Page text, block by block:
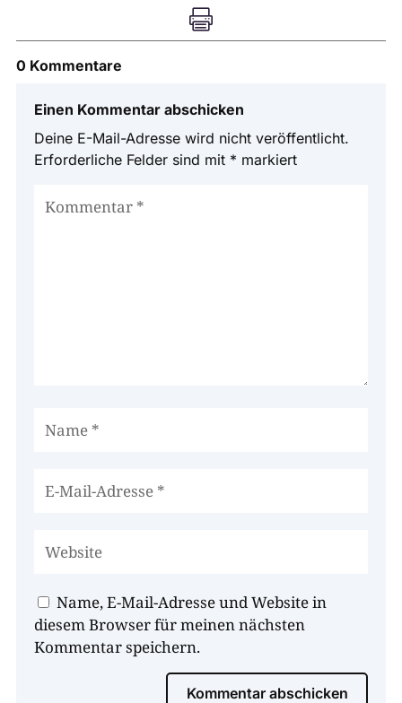

0 Kommentare
Einen Kommentar abschicken
Deine E-Mail-Adresse wird nicht veröffentlicht.
Erforderliche Felder sind mit * markiert
Name, E-Mail-Adresse und Website in
diesem Browser für meinen nächsten
Kommentar speichern.
Kommentar abschicken